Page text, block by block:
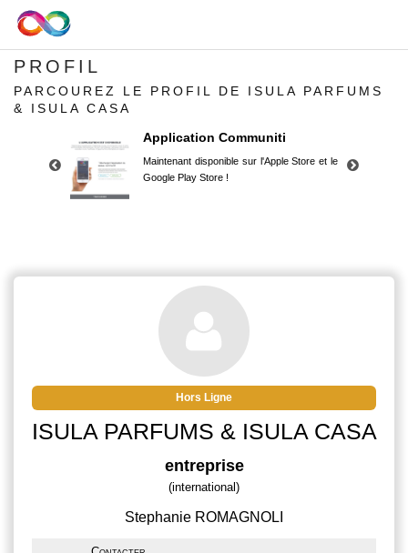
PROFIL
PARCOUREZ LE PROFIL DE ISULA PARFUMS
& ISULA CASA
Application Communiti
Maintenant disponible sur l'Apple Store et le
Google Play Store !
Google Play Store !
Hors Ligne
ISULA PARFUMS & ISULA CASA
entreprise
(international)
Stephanie ROMAGNOLI